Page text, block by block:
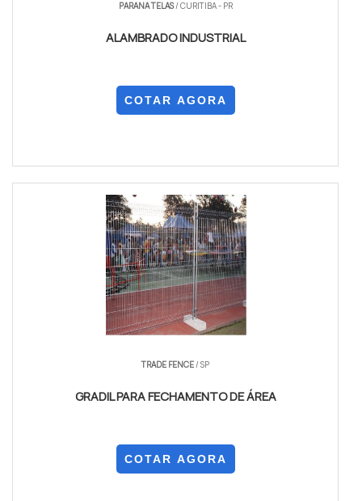
PARANA TELAS/ CURITIBA - PR
ALAMBRADO INDUSTRIAL
COTAR AGORA
TRADE FENCE/ SP
GRADIL PARA FECHAMENTO DE ÁREA
COTAR AGORA